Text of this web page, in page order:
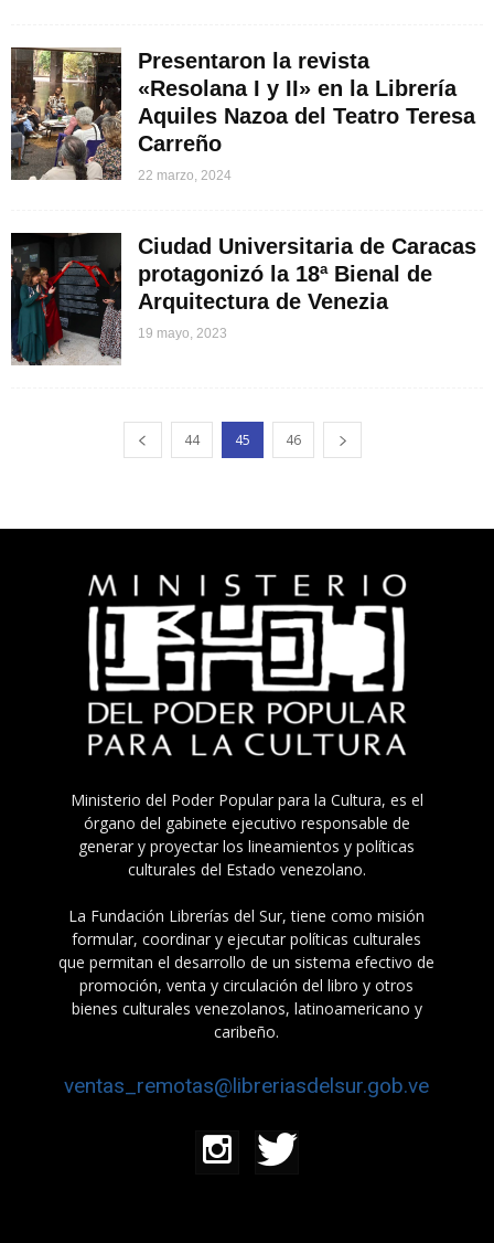
Presentaron la revista
«Resolana I y II» en la Librería
Aquiles Nazoa del Teatro Teresa
Carreño
22 marzo, 2024
Ciudad Universitaria de Caracas
protagonizó la 18ª Bienal de
Arquitectura de Venezia
19 mayo, 2023
44 45 46
Ministerio del Poder Popular para la Cultura, es el
órgano del gabinete ejecutivo responsable de
generar y proyectar los lineamientos y políticas
culturales del Estado venezolano.
La Fundación Librerías del Sur, tiene como misión
formular, coordinar y ejecutar políticas culturales
que permitan el desarrollo de un sistema efectivo de
promoción, venta y circulación del libro y otros
bienes culturales venezolanos, latinoamericano y
caribeño.
ventas_remotas@libreriasdelsur.gob.ve